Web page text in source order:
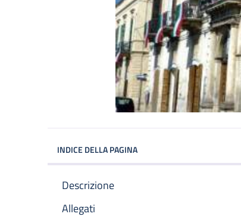
INDICE DELLA PAGINA
Descrizione
Allegati